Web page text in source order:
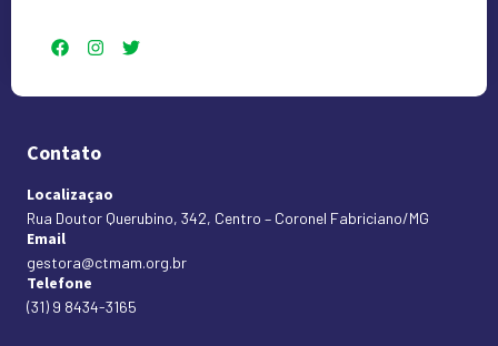
Contato
Localizaçao
Rua Doutor Querubino, 342, Centro – Coronel Fabriciano/MG
Email
gestora@ctmam.org.br
Telefone
(31) 9 8434-3165